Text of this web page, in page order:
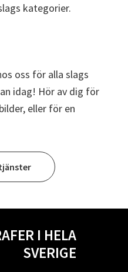
kategorier.
oss för alla slags
idag! Hör av dig för
eller för en
I HELA
SVERIGE